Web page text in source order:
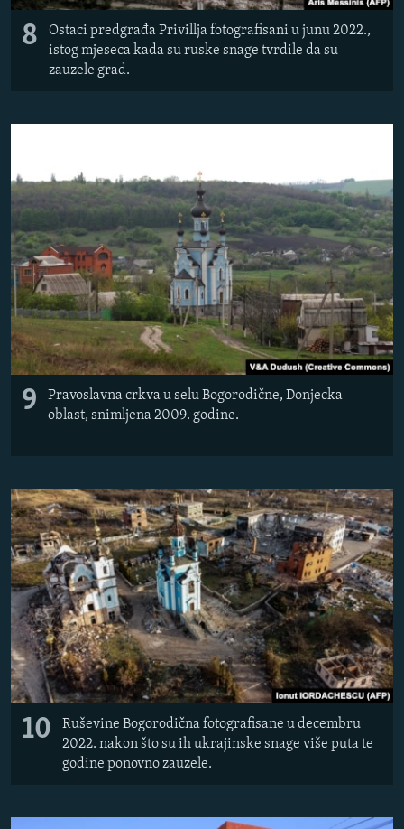
8
Ostaci predgrađa Privillja fotografisani u junu 2022.,
istog mjeseca kada su ruske snage tvrdile da su
zauzele grad.
9
Pravoslavna crkva u selu Bogorodične, Donjecka
oblast, snimljena 2009. godine.
10
Ruševine Bogorodična fotografisane u decembru
2022. nakon što su ih ukrajinske snage više puta te
godine ponovno zauzele.